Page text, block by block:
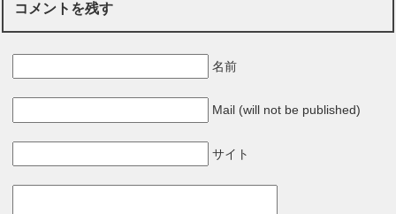
コメントを残す
名前
Mail (will not be published)
サイト